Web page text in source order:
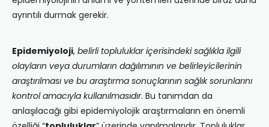
ayrıntılı durmak gerekir.
Epidemiyoloji, belirli topluluklar içerisindeki sağlıkla ilgili
olayların veya durumların dağılımının ve belirleyicilerinin
araştırılması ve bu araştırma sonuçlarının sağlık sorunlarını
kontrol amacıyla kullanılmasıdır. Bu tanımdan da
anlaşılacağı gibi epidemiyolojik araştırmaların en önemli